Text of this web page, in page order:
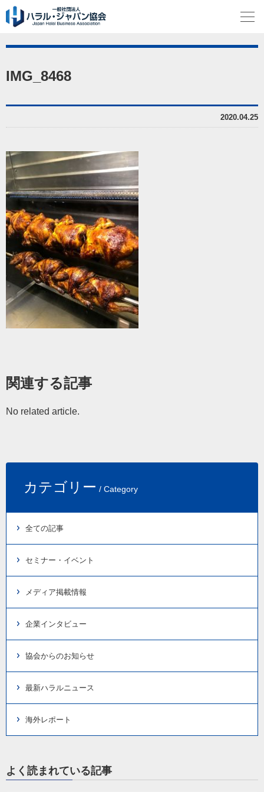
IMG_8468
2020.04.25
関連する記事
No related article.
カテゴリー / Category
全ての記事
セミナー・イベント
メディア掲載情報
企業インタビュー
協会からのお知らせ
最新ハラルニュース
海外レポート
よく読まれている記事